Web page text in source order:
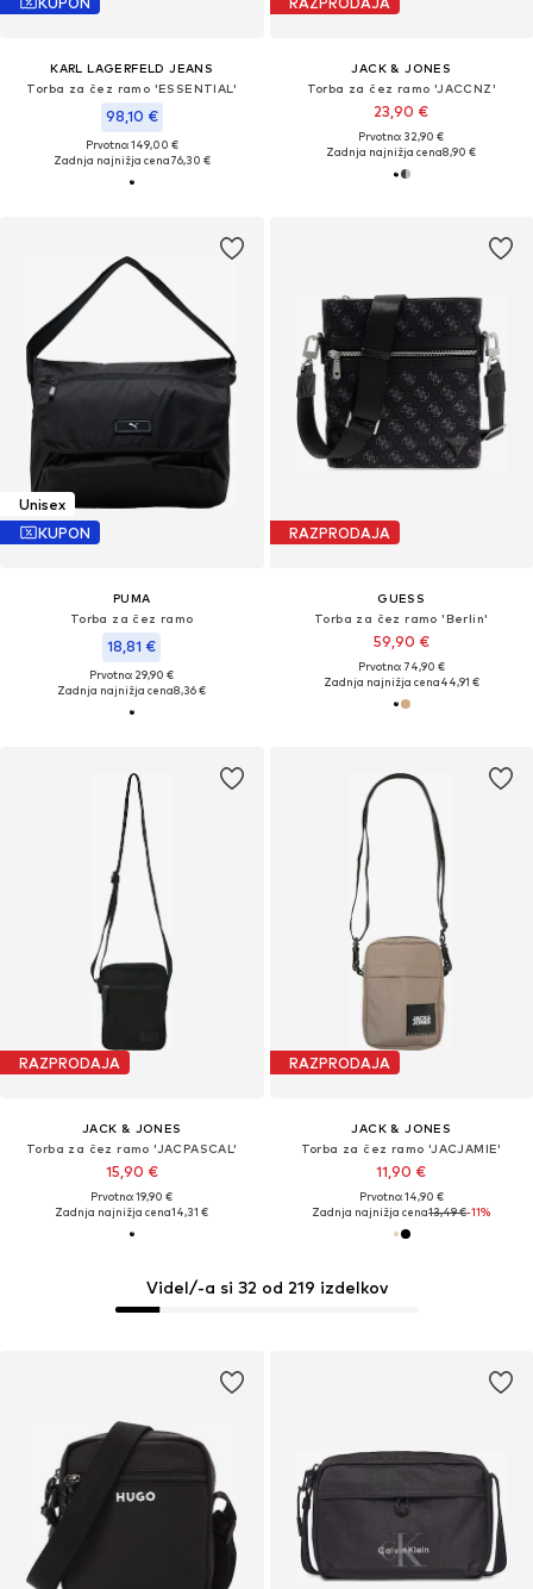
KARL LAGERFELD JEANS
Torba za čez ramo 'ESSENTIAL'
98,10 €
Prvotno: 149,00 €
Zadnja najnižja cena76,30 €
JACK & JONES
Torba za čez ramo 'JACCNZ'
23,90 €
Prvotno: 32,90 €
Zadnja najnižja cena8,90 €
Unisex
KUPON
PUMA
Torba za čez ramo
18,81 €
Prvotno: 29,90 €
Zadnja najnižja cena8,36 €
RAZPRODAJA
GUESS
Torba za čez ramo 'Berlin'
59,90 €
Prvotno: 74,90 €
Zadnja najnižja cena44,91 €
RAZPRODAJA
JACK & JONES
Torba za čez ramo 'JACPASCAL'
15,90 €
Prvotno: 19,90 €
Zadnja najnižja cena14,31 €
RAZPRODAJA
JACK & JONES
Torba za čez ramo 'JACJAMIE'
11,90 €
Prvotno: 14,90 €
Zadnja najnižja cena13,49 €-11%
Videl/-a si 32 od 219 izdelkov